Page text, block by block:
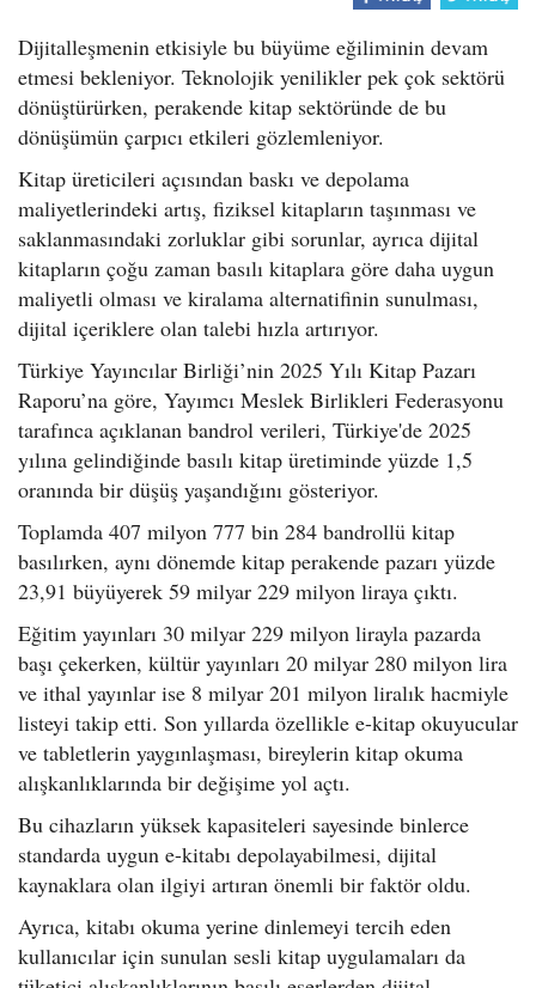
Dijitalleşmenin etkisiyle bu büyüme eğiliminin devam
etmesi bekleniyor. Teknolojik yenilikler pek çok sektörü
dönüştürürken, perakende kitap sektöründe de bu
dönüşümün çarpıcı etkileri gözlemleniyor.
Kitap üreticileri açısından baskı ve depolama
maliyetlerindeki artış, fiziksel kitapların taşınması ve
saklanmasındaki zorluklar gibi sorunlar, ayrıca dijital
kitapların çoğu zaman basılı kitaplara göre daha uygun
maliyetli olması ve kiralama alternatifinin sunulması,
dijital içeriklere olan talebi hızla artırıyor.
Türkiye Yayıncılar Birliği’nin 2025 Yılı Kitap Pazarı
Raporu’na göre, Yayımcı Meslek Birlikleri Federasyonu
tarafınca açıklanan bandrol verileri, Türkiye'de 2025
yılına gelindiğinde basılı kitap üretiminde yüzde 1,5
oranında bir düşüş yaşandığını gösteriyor.
Toplamda 407 milyon 777 bin 284 bandrollü kitap
basılırken, aynı dönemde kitap perakende pazarı yüzde
23,91 büyüyerek 59 milyar 229 milyon liraya çıktı.
Eğitim yayınları 30 milyar 229 milyon lirayla pazarda
başı çekerken, kültür yayınları 20 milyar 280 milyon lira
ve ithal yayınlar ise 8 milyar 201 milyon liralık hacmiyle
listeyi takip etti. Son yıllarda özellikle e-kitap okuyucular
ve tabletlerin yaygınlaşması, bireylerin kitap okuma
alışkanlıklarında bir değişime yol açtı.
Bu cihazların yüksek kapasiteleri sayesinde binlerce
standarda uygun e-kitabı depolayabilmesi, dijital
kaynaklara olan ilgiyi artıran önemli bir faktör oldu.
Ayrıca, kitabı okuma yerine dinlemeyi tercih eden
kullanıcılar için sunulan sesli kitap uygulamaları da